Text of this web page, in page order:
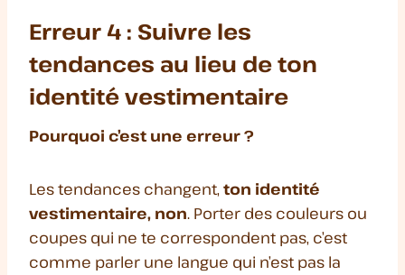
Erreur 4 : Suivre les
tendances au lieu de ton
identité vestimentaire
Pourquoi c’est une erreur ?
Les tendances changent,ton identité
vestimentaire, non. Porter des couleurs ou
coupes qui ne te correspondent pas, c’est
comme parler une langue qui n’est pas la